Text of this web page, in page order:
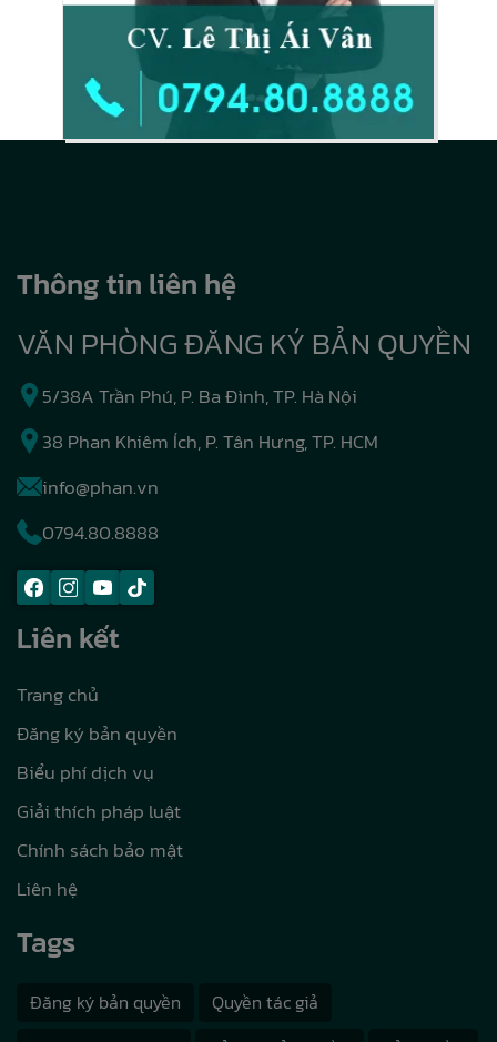
Thông tin liên hệ
VĂN PHÒNG ĐĂNG KÝ BẢN QUYỀN
5/38A Trần Phú, P. Ba Đình, TP. Hà Nội
38 Phan Khiêm Ích, P. Tân Hưng, TP. HCM
info@phan.vn
0794.80.8888
Liên kết
Trang chủ
Đăng ký bản quyền
Biểu phí dịch vụ
Giải thích pháp luật
Chính sách bảo mật
Liên hệ
Tags
Đăng ký bản quyền
Quyền tác giả